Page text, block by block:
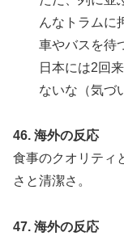
んなトラムに
車やバスを待
日本には2回
ないな（気づ
46. 海外の反応
食事のクオリティ
さと清潔さ。
47. 海外の反応